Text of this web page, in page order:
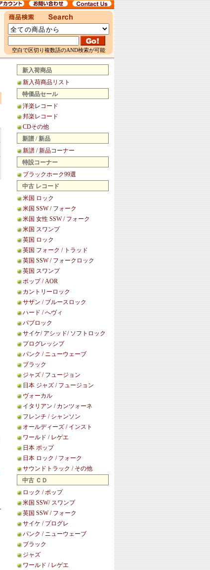
空白で区切り複数語のAND検索が可能
新入荷商品
新入荷商品リスト
特価品セール
洋楽レコード
邦楽レコード
CDその他
新譜 / 新品
新譜 / 新品コーナー
特設コーナー
ブラックホーク99選
中古 レコード
米国 ロック
米国 SSW / フォーク
米国 女性 SSW / フォーク
米国 スワンプ
英国 ロック
英国 フォーク / トラッド
英国 SSW / フォークロック
英国 スワンプ
ポップ / AOR
カントリーロック
サザン / ブルースロック
ハード / へヴィ
パブロック
サイケ/ アシッド/ ソフトロック
プログレッシブ
パンク / ニューウェーブ
ブラック
ジャズ / フュージョン
日本 ジャズ / フュージョン
ヴォーカル
イタリアン / カンツォーネ
フレンチ / シャンソン
オールディーズ / インスト
ワールド / レゲエ
日本 ポップ
日本 ロック / フォーク
サウンドトラック / その他
中古 ＣＤ
ロック / ポップ
米国 SSW/ スワンプ
英国 SSW / フォーク
サイケ / プログレ
パンク / ニューウェーブ
ブラック
ジャズ
ワールド / レゲエ